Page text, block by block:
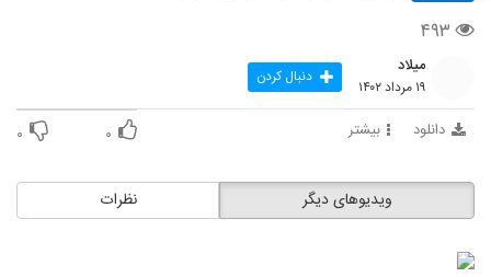
۴۹۳
میلاد
۱۹ مرداد ۱۴۰۲ دنبال کردن
دانلود بیشتر ۰ ۰
نظرات ویدیوهای دیگر